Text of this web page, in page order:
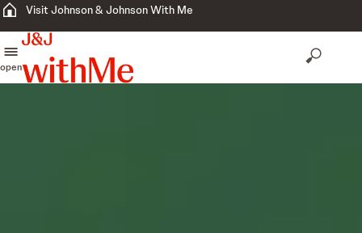
Visit Johnson & Johnson With Me
open